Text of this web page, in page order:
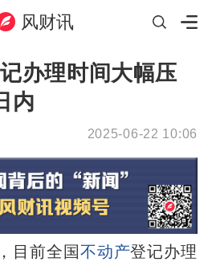
风财讯
办理时间大幅压
内
2025-06-22 10:06
目前全国不动产登记办理